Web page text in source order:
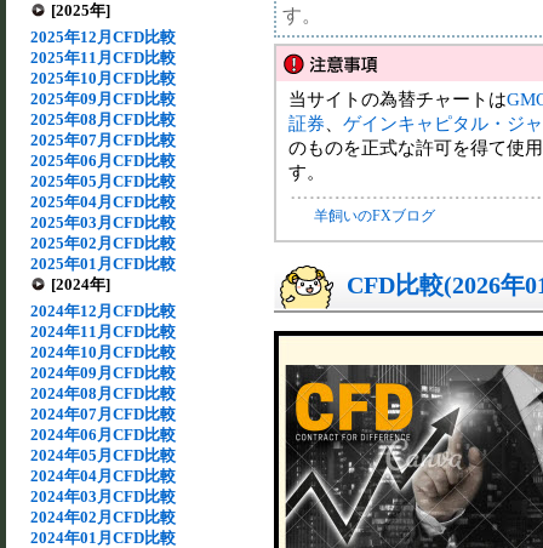
[2025年]
2025年12月CFD比較
2025年11月CFD比較
2025年10月CFD比較
2025年09月CFD比較
2025年08月CFD比較
2025年07月CFD比較
2025年06月CFD比較
2025年05月CFD比較
2025年04月CFD比較
2025年03月CFD比較
2025年02月CFD比較
2025年01月CFD比較
[2024年]
2024年12月CFD比較
2024年11月CFD比較
2024年10月CFD比較
2024年09月CFD比較
2024年08月CFD比較
2024年07月CFD比較
2024年06月CFD比較
2024年05月CFD比較
2024年04月CFD比較
2024年03月CFD比較
2024年02月CFD比較
2024年01月CFD比較
す。
当サイトの為替チャートは
証券
ゲインキャピタル・ジ
のものを正式な許可を得て使
す。
羊飼いのFXブログ
CFD比較(2026年